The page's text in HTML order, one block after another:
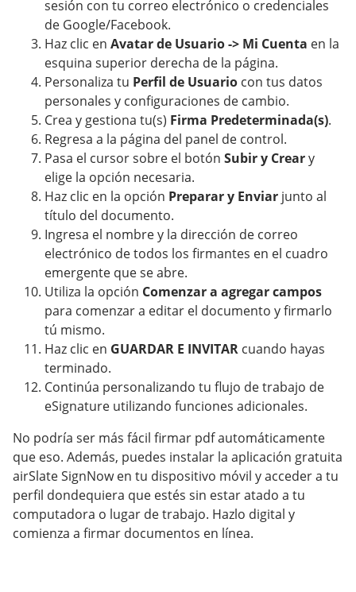
sesión con tu correo electrónico o credenciales
de Google/Facebook.
Haz clic en Avatar de Usuario -> Mi Cuenta en la
esquina superior derecha de la página.
Personaliza tu Perfil de Usuario con tus datos
personales y configuraciones de cambio.
Crea y gestiona tu(s) Firma Predeterminada(s).
Regresa a la página del panel de control.
Pasa el cursor sobre el botón Subir y Creary
elige la opción necesaria.
Haz clic en la opción Preparar y Enviar junto al
título del documento.
Ingresa el nombre y la dirección de correo
electrónico de todos los firmantes en el cuadro
emergente que se abre.
Utiliza la opción Comenzar a agregar campos
para comenzar a editar el documento y firmarlo
tú mismo.
Haz clic en GUARDAR E INVITAR cuando hayas
terminado.
Continúa personalizando tu flujo de trabajo de
eSignature utilizando funciones adicionales.
No podría ser más fácil firmar pdf automáticamente
que eso. Además, puedes instalar la aplicación gratuita
airSlate SignNow en tu dispositivo móvil y acceder a tu
perfil dondequiera que estés sin estar atado a tu
computadora o lugar de trabajo. Hazlo digital y
comienza a firmar documentos en línea.